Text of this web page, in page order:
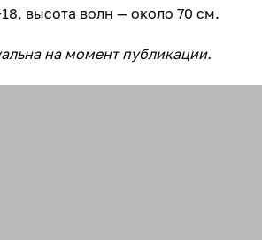
высота волн — около 70 см.
на момент публикации.